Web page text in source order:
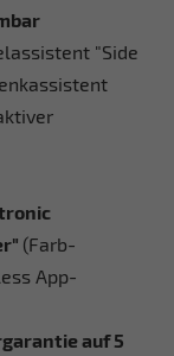
"Side
(Farb-
App-
auf 5